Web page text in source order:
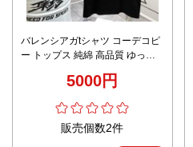
バレンシアガtシャツ コーデコピ
ー トップス 純綿 高品質 ゆった
5000円
販売個数2件